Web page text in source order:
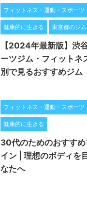
フィットネス・運動・スポーツ
健康的に生きる 東京都のジ
【2024年最新版】渋
ーツジム・フィットネ
別で見るおすすめジム
フィットネス・運動・スポーツ
健康的に生きる
30代のためのおすす
イン | 理想のボディを
なたへ